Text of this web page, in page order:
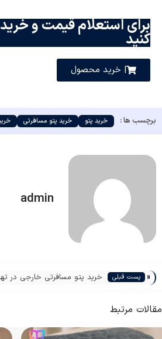
برای استعلام قیمت و
کنید
| خرید محصول
برچسب ها : خرید پتو خرید پتو مسافرتی
admin
« پست قبلی خرید پتو مسافرتی خارجی در
مقالات مرتبط